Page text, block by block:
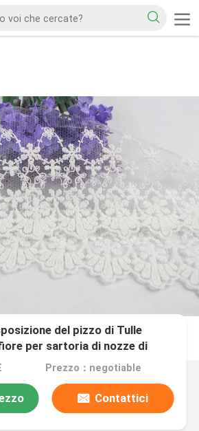
del pizzo di Tulle
per sartoria di nozze di
Prezzo：negotiable
Contattici